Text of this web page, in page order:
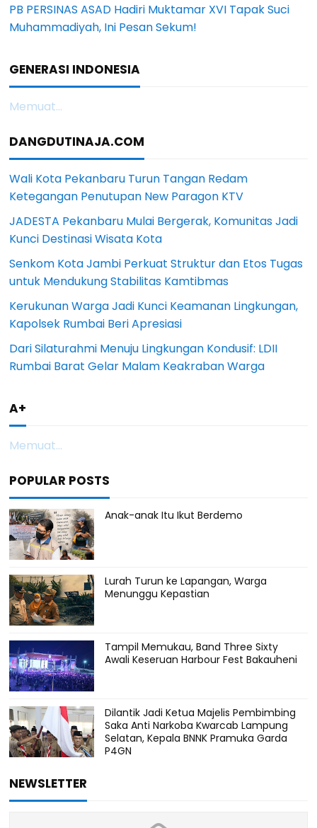
PB PERSINAS ASAD Hadiri Muktamar XVI Tapak Suci
Muhammadiyah, Ini Pesan Sekum!
GENERASI INDONESIA
Memuat...
DANGDUTINAJA.COM
Wali Kota Pekanbaru Turun Tangan Redam
Ketegangan Penutupan New Paragon KTV
JADESTA Pekanbaru Mulai Bergerak, Komunitas Jadi
Kunci Destinasi Wisata Kota
Senkom Kota Jambi Perkuat Struktur dan Etos Tugas
untuk Mendukung Stabilitas Kamtibmas
Kerukunan Warga Jadi Kunci Keamanan Lingkungan,
Kapolsek Rumbai Beri Apresiasi
Dari Silaturahmi Menuju Lingkungan Kondusif: LDII
Rumbai Barat Gelar Malam Keakraban Warga
A+
Memuat...
POPULAR POSTS
Anak-anak Itu Ikut Berdemo
Lurah Turun ke Lapangan, Warga
Menunggu Kepastian
Tampil Memukau, Band Three Sixty
Awali Keseruan Harbour Fest Bakauheni
Dilantik Jadi Ketua Majelis Pembimbing
Saka Anti Narkoba Kwarcab Lampung
Selatan, Kepala BNNK Pramuka Garda
P4GN
NEWSLETTER